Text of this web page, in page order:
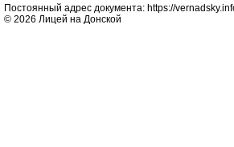
Постоянный адрес документа: https://
© 2026 Лицей на Донской